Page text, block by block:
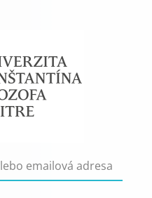
Prihlasovacie meno alebo